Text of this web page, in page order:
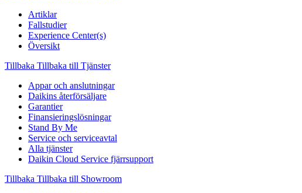
Artiklar
Fallstudier
Experience Center(s)
Översikt
Tillbaka Tillbaka till Tjänster
Appar och anslutningar
Daikins återförsäljare
Garantier
Finansieringslösningar
Stand By Me
Service och serviceavtal
Alla tjänster
Daikin Cloud Service fjärrsupport
Tillbaka Tillbaka till Showroom